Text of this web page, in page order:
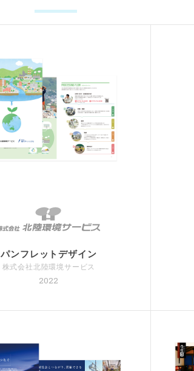
パンフレットデザイン
株式会社北陸環境サービス
2022